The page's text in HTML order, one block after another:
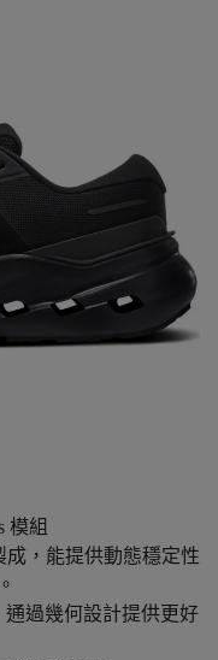
模組
成，能提供動態穩定性
過幾何設計提供更好